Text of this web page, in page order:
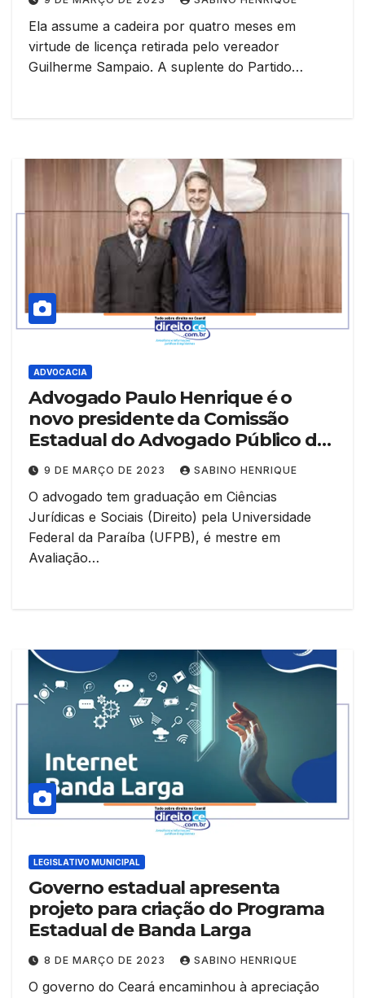
Ela assume a cadeira por quatro meses em
virtude de licença retirada pelo vereador
Guilherme Sampaio. A suplente do Partido…
ADVOCACIA
Advogado Paulo Henrique é o
novo presidente da Comissão
Estadual do Advogado Público da
OAB/CE
9 DE MARÇO DE 2023 SABINO HENRIQUE
O advogado tem graduação em Ciências
Jurídicas e Sociais (Direito) pela Universidade
Federal da Paraíba (UFPB), é mestre em
Avaliação…
LEGISLATIVO MUNICIPAL
Governo estadual apresenta
projeto para criação do Programa
Estadual de Banda Larga
8 DE MARÇO DE 2023 SABINO HENRIQUE
O governo do Ceará encaminhou à apreciação